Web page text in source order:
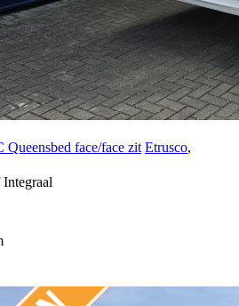
face/face zit Etrusco,